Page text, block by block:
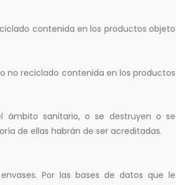
contenida en los productos objeto
no reciclado contenida en los productos
ámbito sanitario, o se destruyen o se
de ellas habrán de ser acreditadas.
Por las bases de datos que le